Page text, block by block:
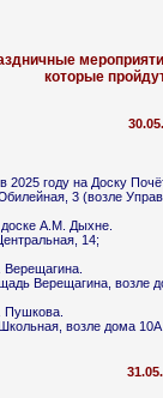
которые
2025 году на Доску
3 (возле
А.М. Дыхне.
14;
Верещагина, возле
Пушкова.
возле дома 10А